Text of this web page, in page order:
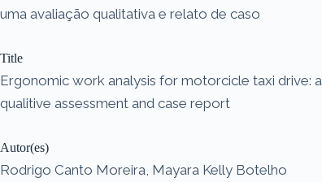
uma avaliação qualitativa e relato de caso
Title
Ergonomic work analysis for motorcicle taxi drive: a
qualitive assessment and case report
Autor(es)
Rodrigo Canto Moreira, Mayara Kelly Botelho